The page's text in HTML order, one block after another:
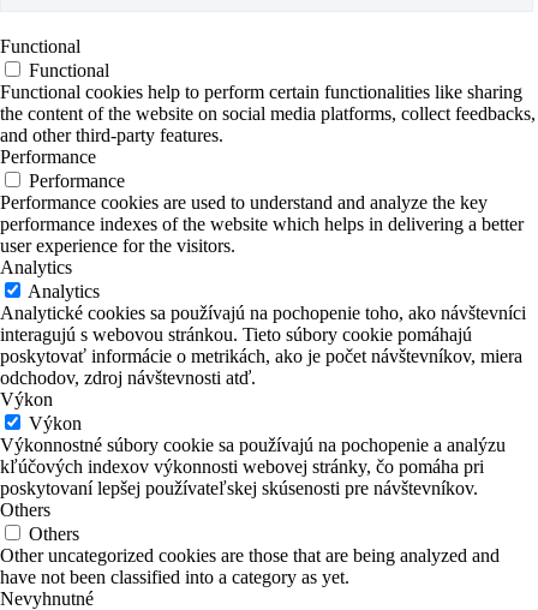
Functional
Functional
Functional cookies help to perform certain functionalities like sharing
the content of the website on social media platforms, collect feedbacks,
and other third-party features.
Performance
Performance
Performance cookies are used to understand and analyze the key
performance indexes of the website which helps in delivering a better
user experience for the visitors.
Analytics
Analytics
Analytické cookies sa používajú na pochopenie toho, ako návštevníci
interagujú s webovou stránkou. Tieto súbory cookie pomáhajú
poskytovať informácie o metrikách, ako je počet návštevníkov, miera
odchodov, zdroj návštevnosti atď.
Výkon
Výkon
Výkonnostné súbory cookie sa používajú na pochopenie a analýzu
kľúčových indexov výkonnosti webovej stránky, čo pomáha pri
poskytovaní lepšej používateľskej skúsenosti pre návštevníkov.
Others
Others
Other uncategorized cookies are those that are being analyzed and
have not been classified into a category as yet.
Nevyhnutné